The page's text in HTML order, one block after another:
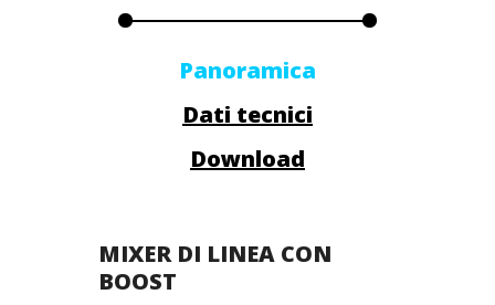
Panoramica
Dati tecnici
Download
MIXER DI LINEA CON
BOOST